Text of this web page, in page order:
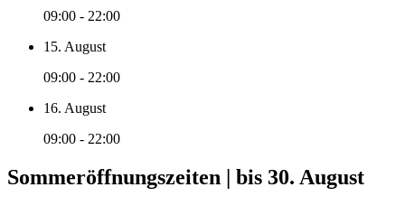
09:00 - 22:00
15. August
09:00 - 22:00
16. August
09:00 - 22:00
Sommeröffnungszeiten | bis 30. August